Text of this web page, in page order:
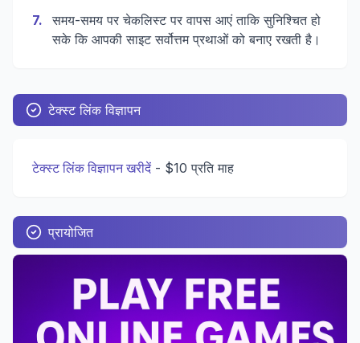
7.
समय-समय पर चेकलिस्ट पर वापस आएं ताकि सुनिश्चित हो
सके कि आपकी साइट सर्वोत्तम प्रथाओं को बनाए रखती है।
टेक्स्ट लिंक विज्ञापन
टेक्स्ट लिंक विज्ञापन खरीदें- $10 प्रति माह
प्रायोजित